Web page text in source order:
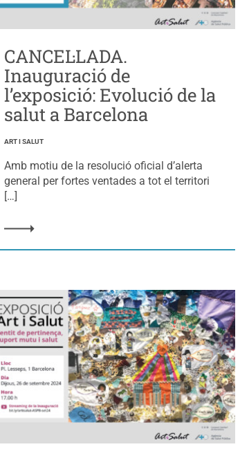
CANCEL·LADA.
Inauguració de
l’exposició: Evolució de la
salut a Barcelona
ART I SALUT
Amb motiu de la resolució oficial d’alerta
general per fortes ventades a tot el territori
[…]